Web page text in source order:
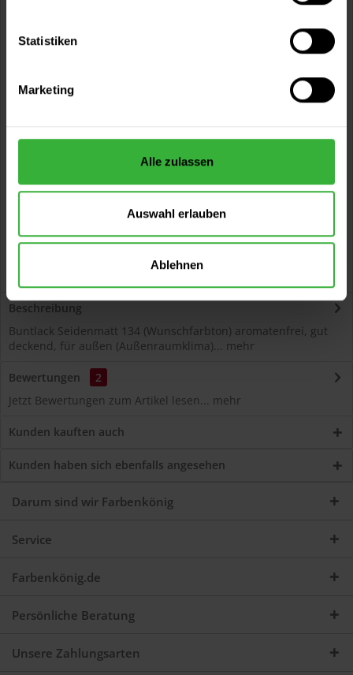
Statistiken
Marketing
Alle zulassen
Auswahl erlauben
Ablehnen
Kostenloser Versand ab 60 EUR
Persönliche Beratung unter040 60 77 65 23
Beschreibung
Buntlack Seidenmatt 134 (Wunschfarbton) aromatenfrei, gut
deckend, für außen (Außenraumklima)... mehr
Bewertungen
2
Jetzt Bewertungen zum Artikel lesen... mehr
Kunden kauften auch
Kunden haben sich ebenfalls angesehen
Darum sind wir Farbenkönig
Service
Farbenkönig.de
Persönliche Beratung
Unsere Zahlungsarten